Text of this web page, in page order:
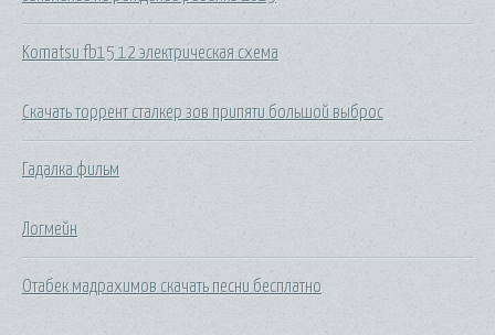
Komatsu fb15 12 электрическая схема
Скачать торрент сталкер зов припяти большой выброс
Гадалка фильм
Логмейн
Отабек мадрахимов скачать песни бесплатно